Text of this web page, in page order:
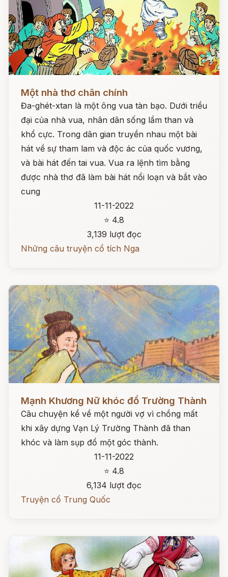
Một nhà thơ chân chính
Đa-ghét-xtan là một ông vua tàn bạo. Dưới triều
đại của nhà vua, nhân dân sống lầm than và
khổ cực. Trong dân gian truyền nhau một bài
hát về sự tham lam và độc ác của quốc vương,
và bài hát đến tai vua. Vua ra lệnh tìm bằng
được nhà thơ đã làm bài hát nổi loạn và bắt vào
cung
11-11-2022
⭐ 4.8
3,139 lượt đọc
Những câu truyện cổ tích Nga
Mạnh Khương Nữ khóc đổ Trường Thành
Câu chuyện kể về một người vợ vì chồng mất
khi xây dựng Vạn Lý Trường Thành đã than
khóc và làm sụp đổ một góc thành.
11-11-2022
⭐ 4.8
6,134 lượt đọc
Truyện cổ Trung Quốc